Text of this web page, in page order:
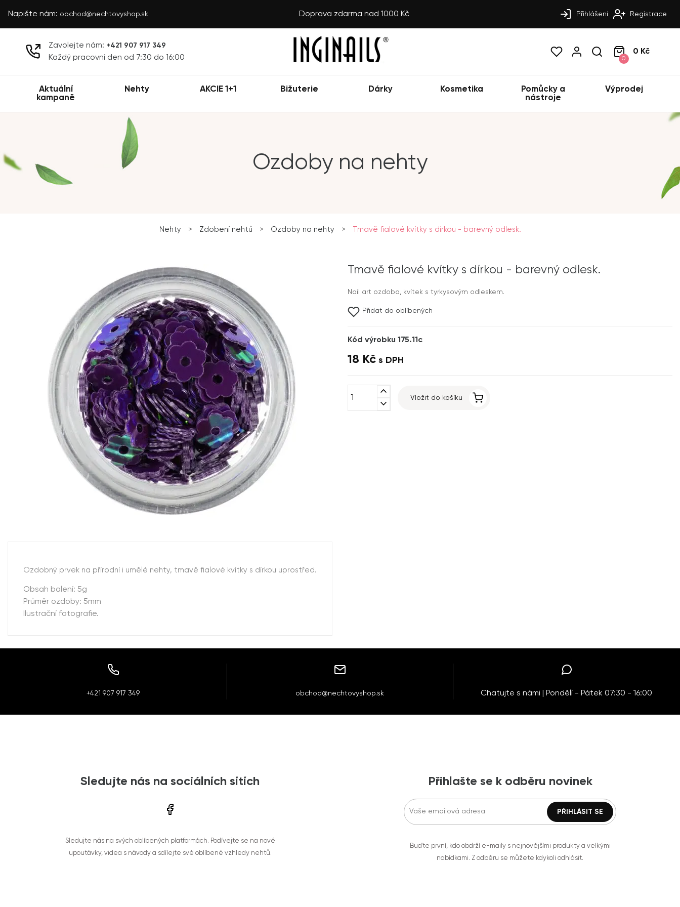
Napište nám: obchod@nechtovyshop.sk Doprava zdarma nad 1000 Kč Přihlášení Registrace
Zavolejte nám: +421 907 917 349
Každý pracovní den od 7:30 do 16:00 0
0 Kč
Aktuální
kampaně
Nehty AKCIE 1+1 Bižuterie Dárky Kosmetika
Pomůcky a
nástroje
Výprodej
Ozdoby na nehty
Nehty > Zdobení nehtů > Ozdoby na nehty > Tmavě fialové kvítky s dírkou - barevný odlesk.
Tmavě fialové kvítky s dírkou - barevný odlesk.
Nail art ozdoba, kvítek s tyrkysovým odleskem.
Přidat do oblíbených
Kód výrobku 175.11c
18 Kč s DPH
expand_less
expand_more
Vložit do košíku
Ozdobný prvek na přírodní i umělé nehty, tmavě fialové kvítky s dírkou uprostřed.
Obsah balení: 5g
Průměr ozdoby: 5mm
Ilustrační fotografie.
+421 907 917 349 obchod@nechtovyshop.sk Chatujte s námi | Pondělí - Pátek 07:30 - 16:00
Sledujte nás na sociálních sítích
Sledujte nás na svých oblíbených platformách. Podívejte se na nové
upoutávky, videa s návody a sdílejte své oblíbené vzhledy nehtů.
Přihlašte se k odběru novinek
Buďte první, kdo obdrží e-maily s nejnovějšími produkty a velkými
nabídkami. Z odběru se můžete kdykoli odhlásit.